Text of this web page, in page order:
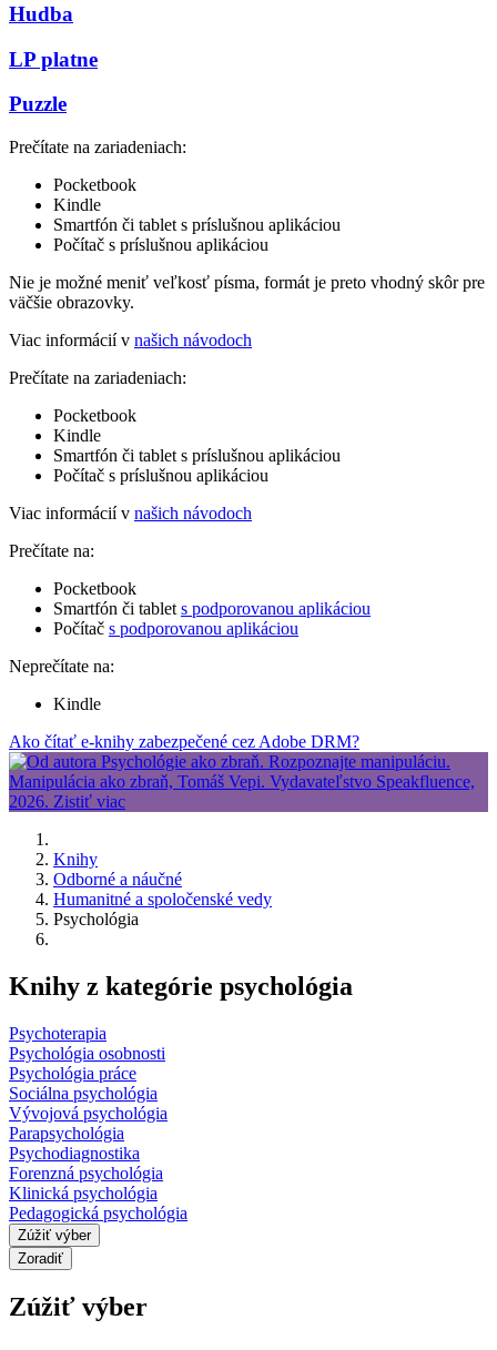
Hudba
LP platne
Puzzle
Prečítate na zariadeniach:
Pocketbook
Kindle
Smartfón či tablet s príslušnou aplikáciou
Počítač s príslušnou aplikáciou
Nie je možné meniť veľkosť písma, formát je preto vhodný skôr pre
väčšie obrazovky.
Viac informácií v našich návodoch
Prečítate na zariadeniach:
Pocketbook
Kindle
Smartfón či tablet s príslušnou aplikáciou
Počítač s príslušnou aplikáciou
Viac informácií v našich návodoch
Prečítate na:
Pocketbook
Smartfón či tablet s podporovanou aplikáciou
Počítač s podporovanou aplikáciou
Neprečítate na:
Kindle
Ako čítať e-knihy zabezpečené cez Adobe DRM?
Knihy
Odborné a náučné
Humanitné a spoločenské vedy
Psychológia
Knihy z kategórie psychológia
Psychoterapia
Psychológia osobnosti
Psychológia práce
Sociálna psychológia
Vývojová psychológia
Parapsychológia
Psychodiagnostika
Forenzná psychológia
Klinická psychológia
Pedagogická psychológia
Zúžiť výber
Zoradiť
Zúžiť výber